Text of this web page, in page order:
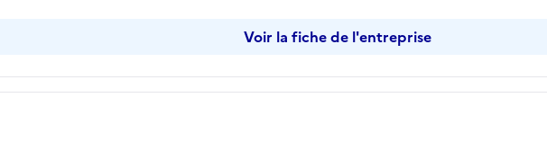
Voir la fiche de l'entreprise